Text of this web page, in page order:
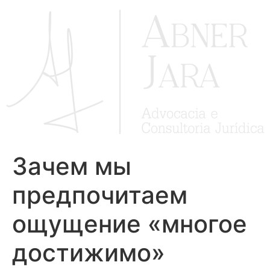
Зачем мы
предпочитаем
ощущение «многое
достижимо»